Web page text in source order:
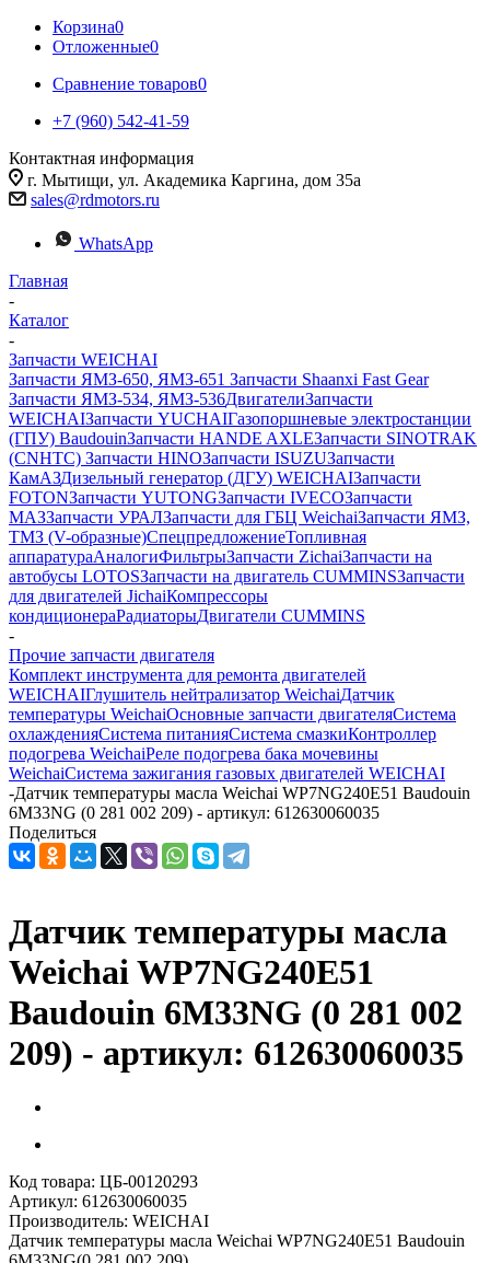
Корзина0
Отложенные0
Сравнение товаров0
+7 (960) 542-41-59
Контактная информация
г. Мытищи, ул. Академика Каргина, дом 35а
sales@rdmotors.ru
WhatsApp
Главная
-
Каталог
-
Запчасти WEICHAI
Запчасти ЯМЗ-650, ЯМЗ-651 Запчасти Shaanxi Fast Gear
Запчасти ЯМЗ-534, ЯМЗ-536ДвигателиЗапчасти
WEICHAIЗапчасти YUCHAIГазопоршневые электростанции
(ГПУ) BaudouinЗапчасти HANDE AXLEЗапчасти SINOTRAK
(CNHTC) Запчасти HINOЗапчасти ISUZUЗапчасти
КамАЗДизельный генератор (ДГУ) WEICHAIЗапчасти
FOTONЗапчасти YUTONGЗапчасти IVECOЗапчасти
МАЗЗапчасти УРАЛЗапчасти для ГБЦ WeichaiЗапчасти ЯМЗ,
ТМЗ (V-образные)СпецпредложениеТопливная
аппаратураАналогиФильтрыЗапчасти ZichaiЗапчасти на
автобусы LOTOSЗапчасти на двигатель CUMMINSЗапчасти
для двигателей JichaiКомпрессоры
кондиционераРадиаторыДвигатели CUMMINS
-
Прочие запчасти двигателя
Комплект инструмента для ремонта двигателей
WEICHAIГлушитель нейтрализатор WeichaiДатчик
температуры WeichaiОсновные запчасти двигателяСистема
охлажденияСистема питанияСистема смазкиКонтроллер
подогрева WeichaiРеле подогрева бака мочевины
WeichaiСистема зажигания газовых двигателей WEICHAI
-Датчик температуры масла Weichai WP7NG240E51 Baudouin
6M33NG (0 281 002 209) - артикул: 612630060035
Поделиться
Датчик температуры масла
Weichai WP7NG240E51
Baudouin 6M33NG (0 281 002
209) - артикул: 612630060035
Код товара: ЦБ-00120293
Артикул: 612630060035
Производитель: WEICHAI
Датчик температуры масла Weichai WP7NG240E51 Baudouin